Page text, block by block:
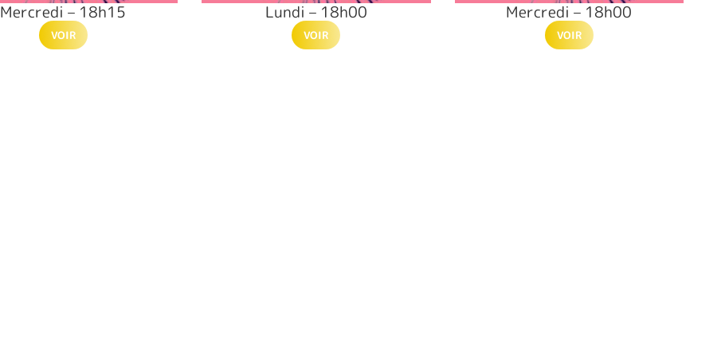
Mercredi – 18h15
VOIR
Lundi – 18h00
VOIR
Mercredi – 18h00
VOIR